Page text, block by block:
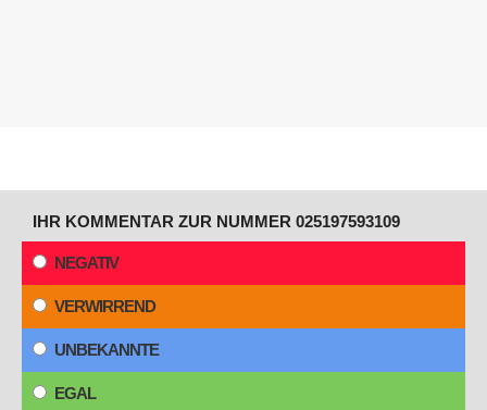
IHR KOMMENTAR ZUR NUMMER 025197593109
NEGATIV
VERWIRREND
UNBEKANNTE
EGAL